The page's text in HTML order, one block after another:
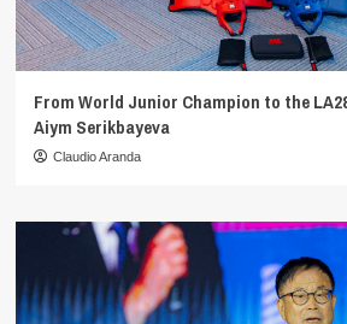
From World Junior Champion to the
Aiym Serikbayeva
Claudio Aranda